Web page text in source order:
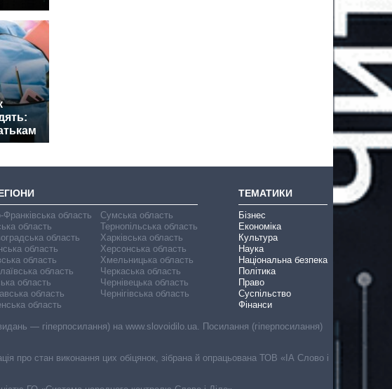
Франківська область
область
область
область
область
область
область
область
область
Сумська область
Тернопільська область
Харківська область
Херсонська область
Хмельницька область
Черкаська область
Чернівецька область
Чернігівська область
ТЕМАТИКИ
Бізнес
Економіка
Культура
Наука
Національна безпека
Політика
Право
Суспільство
Фінанси
— гіперпосилання) на www.slovoidilo.ua. Посилання (гіперпосилання)
про стан виконання цих обіцянок, зібрана й опрацьована ТОВ «ІА Слово і